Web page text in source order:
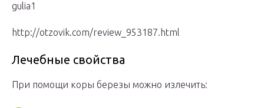
gulia1
http://otzovik.com/review_953187.html
Лечебные свойства
При помощи коры березы можно излечить: